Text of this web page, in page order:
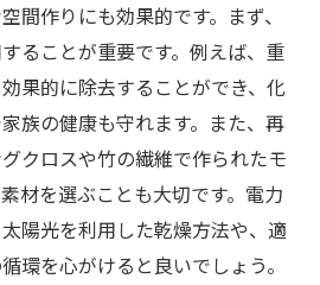
間作りにも効果的です。まず、
ることが重要です。例えば、重
果的に除去することができ、化
族の健康も守れます。また、再
クロスや竹の繊維で作られたモ
材を選ぶことも大切です。電力
陽光を利用した乾燥方法や、適
環を心がけると良いでしょう。